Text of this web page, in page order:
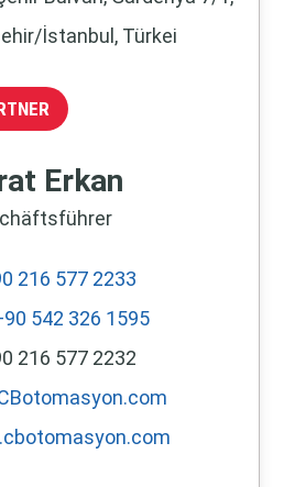
İstanbul, Türkei
Erkan
216 577 2233
542 326 1595
216 577 2232